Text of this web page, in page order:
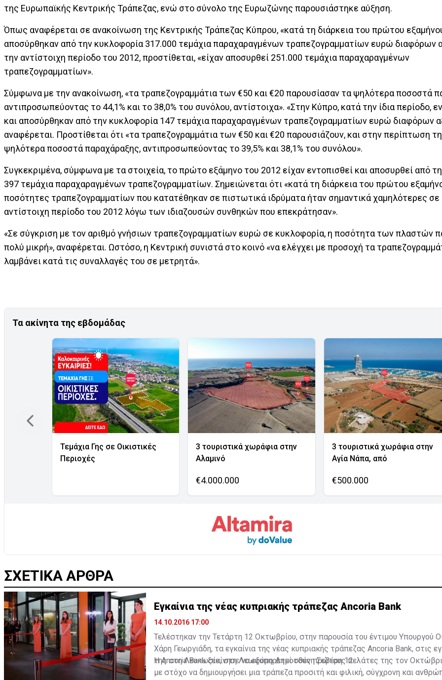
της Ευρωπαϊκής Κεντρικής Τράπεζας, ενώ στο σύνολο της Ευρωζώνης παρουσιάστηκε αύξηση.
Όπως αναφέρεται σε ανακοίνωση της Κεντρικής Τράπεζας Κύπρου, «κατά τη διάρκεια του πρώτου
αποσύρθηκαν από την κυκλοφορία 317.000 τεμάχια παραχαραγμένων τραπεζογραμματίων ευρώ διαφόρων
την αντίστοιχη περίοδο του 2012, προστίθεται, «είχαν αποσυρθεί 251.000 τεμάχια παραχαραγμένων
τραπεζογραμματίων».
Σύμφωνα με την ανακοίνωση, «τα τραπεζογραμμάτια των €50 και €20 παρουσίασαν τα ψηλότερα ποσοστά
αντιπροσωπεύοντας το 44,1% και το 38,0% του συνόλου, αντίστοιχα». «Στην Κύπρο, κατά την ίδια περίοδο,
και αποσύρθηκαν από την κυκλοφορία 147 τεμάχια παραχαραγμένων τραπεζογραμματίων ευρώ διαφόρων
αναφέρεται. Προστίθεται ότι «τα τραπεζογραμμάτια των €50 και €20 παρουσιάζουν, και στην περίπτωση
ψηλότερα ποσοστά παραχάραξης, αντιπροσωπεύοντας το 39,5% και 38,1% του συνόλου».
Συγκεκριμένα, σύμφωνα με τα στοιχεία, το πρώτο εξάμηνο του 2012 είχαν εντοπισθεί και αποσυρθεί από
397 τεμάχια παραχαραγμένων τραπεζογραμματίων. Σημειώνεται ότι «κατά τη διάρκεια του πρώτου
ποσότητες τραπεζογραμματίων που κατατέθηκαν σε πιστωτικά ιδρύματα ήταν σημαντικά χαμηλότερες
αντίστοιχη περίοδο του 2012 λόγω των ιδιαζουσών συνθηκών που επεκράτησαν».
«Σε σύγκριση με τον αριθμό γνήσιων τραπεζογραμματίων ευρώ σε κυκλοφορία, η ποσότητα των πλαστών
πολύ μικρή», αναφέρεται. Ωστόσο, η Κεντρική συνιστά στο κοινό «να ελέγχει με προσοχή τα
λαμβάνει κατά τις συναλλαγές του σε μετρητά».
Τα ακίνητα της εβδομάδας
Τεμάχια Γης σε Οικιστικές
Περιοχές
3 τουριστικά χωράφια στην
Αλαμινό
€4.000.000
3 τουριστικά χωράφια στην
Αγία Νάπα, από
€500.000
ΣΧΕΤΙΚΑ ΑΡΘΡΑ
Εγκαίνια της νέας κυπριακής τράπεζας Ancoria Bank
14.10.2016 17:00
Τελέστηκαν την Τετάρτη 12 Οκτωβρίου, στην παρουσία του έντιμου Υπουργού
Χάρη Γεωργιάδη, τα εγκαίνια της νέας κυπριακής τράπεζας Ancoria Bank, στις
της στη Λευκωσία, στη Λεωφόρο Δημοσθένη Σεβέρη 12.
Η Ancoria Bank ξεκίνησε να εξυπηρετεί τους πρώτους πελάτες της τον
με στόχο να δημιουργήσει μια τράπεζα προσιτή και φιλική, σύγχρονη και